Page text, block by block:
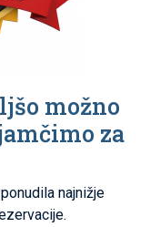
možno
za
najnižje